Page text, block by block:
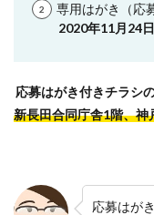
専用はがき（応
2020年11月24
応募はがき付きチラシ
新長田合同庁舎1階、神
応募はが